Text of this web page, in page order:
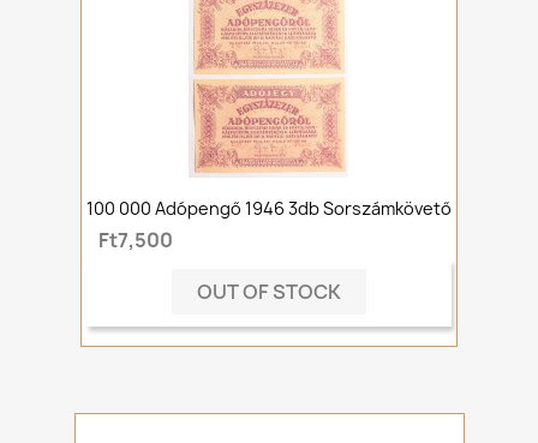
100 000 Adópengő 1946 3db Sorszámkövető
Ft7,500
OUT OF STOCK